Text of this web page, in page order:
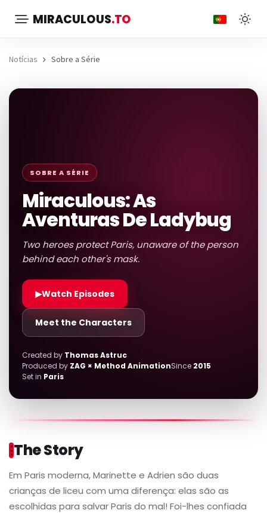
MIRACULOUS.TO
Notícias Sobre a Série
SOBRE A SÉRIE
Miraculous: As
Aventuras De Ladybug
Two heroes protect Paris, unaware of the person
behind each other's mask.
▶Watch Episodes
Meet the Characters
Created by Thomas Astruc
Produced by ZAG × Method AnimationSince 2015
Set in Paris
The Story
Em Paris moderna, Marinette e Adrien são duas
crianças de liceu com uma diferença: elas são as
escolhidas para salvar Paris do mal! Foi-lhes confiada